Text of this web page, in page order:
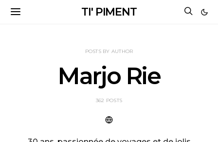
TI' PIMENT
POSTS BY AUTHOR
Marjo Rie
362 POSTS